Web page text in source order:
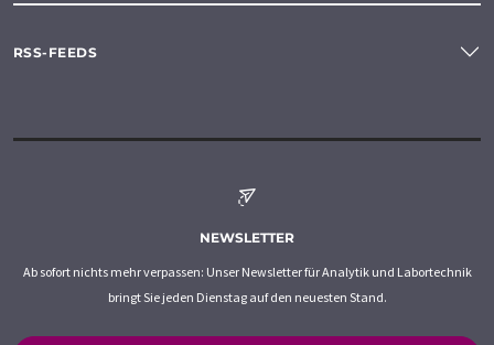
RSS-FEEDS
NEWSLETTER
Ab sofort nichts mehr verpassen: Unser Newsletter für Analytik und Labortechnik
bringt Sie jeden Dienstag auf den neuesten Stand.